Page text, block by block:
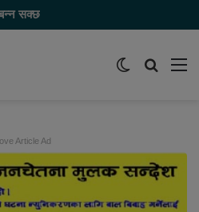
मा सम्पर्क गर्नुहोस
समाचार
Switch
Article Ad